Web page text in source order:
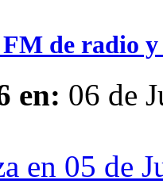
de radio y
en: 06 de
en 05 de